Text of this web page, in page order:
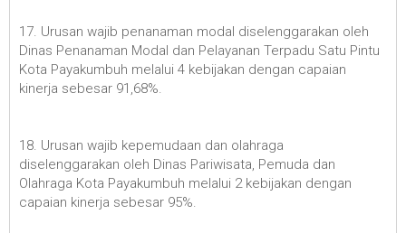
17. Urusan wajib penanaman modal diselenggarakan oleh
Dinas Penanaman Modal dan Pelayanan Terpadu Satu Pintu
Kota Payakumbuh melalui 4 kebijakan dengan capaian
kinerja sebesar 91,68%.
18. Urusan wajib kepemudaan dan olahraga
diselenggarakan oleh Dinas Pariwisata, Pemuda dan
Olahraga Kota Payakumbuh melalui 2 kebijakan dengan
capaian kinerja sebesar 95%.